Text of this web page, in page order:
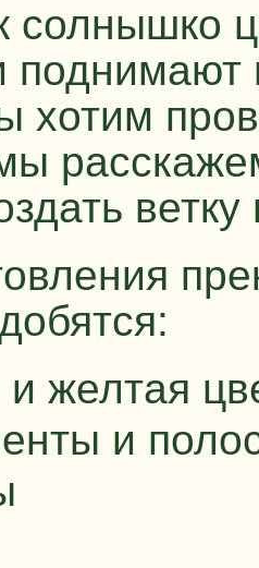
солнышко
поднимают
хотим
желтая
и